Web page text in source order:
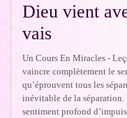
Dieu vient
vais
Un Cours En Miracles -
vaincre complètement le
qu’éprouvent tous les
inévitable de la séparation.
sentiment profond